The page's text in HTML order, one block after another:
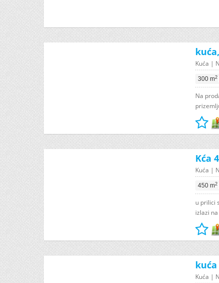
Kuća |
300 m2
Na
Kća
Kuća |
450 m2
u prilici
izlazi
kuća
Kuća |